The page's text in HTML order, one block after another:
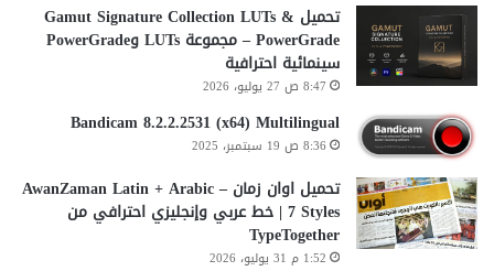
تحميل Gamut Signature Collection LUTs &
PowerGrade – مجموعة LUTs وPowerGrade
سينمائية احترافية
8:47 ص 27 يوليو، 2026
Bandicam 8.2.2.2531 (x64) Multilingual
8:36 ص 19 سبتمبر، 2025
تحميل اوان زمان AwanZaman Latin + Arabic –
7 Styles | خط عربي وإنجليزي احترافي من
TypeTogether
1:52 م 31 يوليو، 2026